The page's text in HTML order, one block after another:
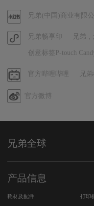
官
小
红
兄弟(中国)商业有限公
官
方
程
兄弟畅享印 兄弟
创意标签P-touch
哔
哔
官方哔哩哔哩 兄
官方微博
兄弟全球
产品信息
耗材及配件 打印机